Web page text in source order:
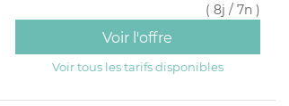
( 8j / 7n )
Voir l'offre
Voir tous les tarifs disponibles